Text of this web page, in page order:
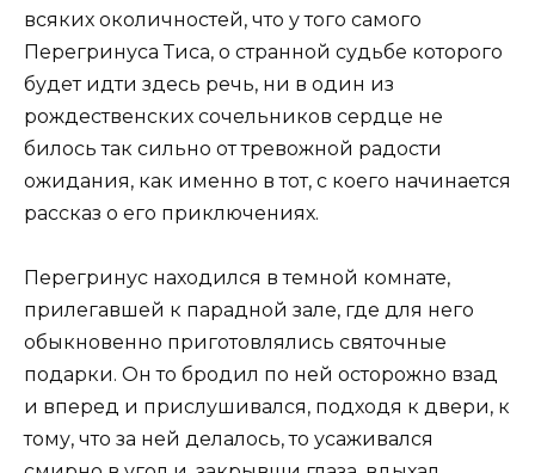
всяких околичностей, что у того самого
Перегринуса Тиса, о странной судьбе которого
будет идти здесь речь, ни в один из
рождественских сочельников сердце не
билось так сильно от тревожной радости
ожидания, как именно в тот, с коего начинается
рассказ о его приключениях.
Перегринус находился в темной комнате,
прилегавшей к парадной зале, где для него
обыкновенно приготовлялись святочные
подарки. Он то бродил по ней осторожно взад
и вперед и прислушивался, подходя к двери, к
тому, что за ней делалось, то усаживался